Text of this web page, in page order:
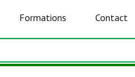
Formations Contact